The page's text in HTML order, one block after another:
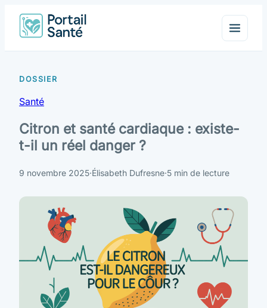
Santé
Citron et santé cardiaque : existe-
t-il un réel danger ?
9 novembre 2025·Élisabeth Dufresne·5 min de lecture